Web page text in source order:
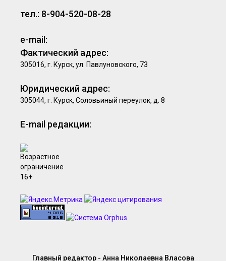
тел.: 8-904-520-08-28
e-mail:
Фактический адрес:
305016, г. Курск, ул. Павлуновского, 73
Юридический адрес:
305044, г. Курск, Соловьиный переулок, д. 8
E-mail редакции:
Главный редактор - Анна Николаевна Власова